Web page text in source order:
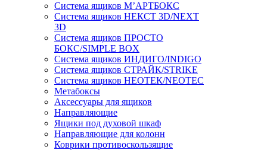
Система ящиков М’АРТБОКС
Система ящиков НЕКСТ 3D/NEXT
3D
Система ящиков ПРОСТО
БОКС/SIMPLE BOX
Система ящиков ИНДИГО/INDIGO
Система ящиков СТРАЙК/STRIKE
Система ящиков НЕОТЕК/NEOTEC
Метабоксы
Аксессуары для ящиков
Направляющие
Ящики под духовой шкаф
Направляющие для колонн
Коврики противоскользящие